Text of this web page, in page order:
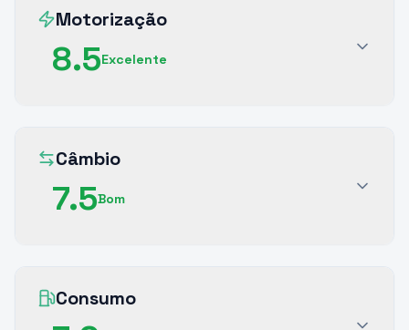
Motorização
8.5Excelente
Câmbio
7.5Bom
Consumo